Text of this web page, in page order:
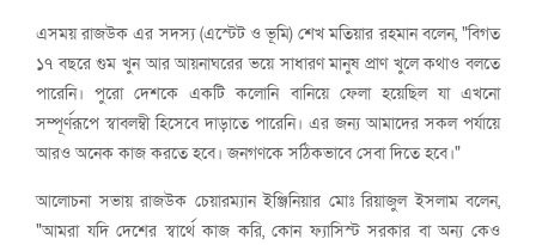
এসময় রাজউক এর সদস্য (এস্টেট ও ভূমি) শেখ মতিয়ার রহমান বলেন, "বিগত
১৭ বছরে গুম খুন আর আয়নাঘরের ভয়ে সাধারণ মানুষ প্রাণ খুলে কথাও বলতে
পারেনি। পুরো দেশকে একটি কলোনি বানিয়ে ফেলা হয়েছিল যা এখনো
সম্পূর্ণরূপে স্বাবলম্বী হিসেবে দাড়াতে পারেনি। এর জন্য আমাদের সকল পর্যায়ে
আরও অনেক কাজ করতে হবে। জনগণকে সঠিকভাবে সেবা দিতে হবে।"
আলোচনা সভায় রাজউক চেয়ারম্যান ইঞ্জিনিয়ার মোঃ রিয়াজুল ইসলাম বলেন,
"আমরা যদি দেশের স্বার্থে কাজ করি, কোন ফ্যাসিস্ট সরকার বা অন্য কেও